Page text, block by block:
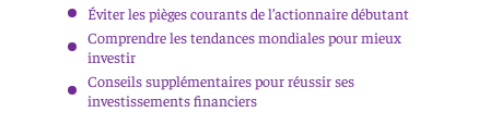
Éviter les pièges courants de l’actionnaire débutant
Comprendre les tendances mondiales pour mieux
investir
Conseils supplémentaires pour réussir ses
investissements financiers